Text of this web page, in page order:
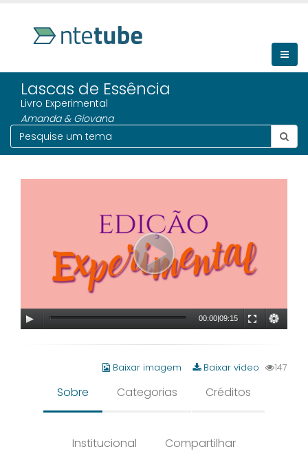
Lascas de Essência
Livro Experimental
Amanda & Giovana
00:00|09:15
Baixar imagem Baixar vídeo 147
Sobre Categorias Créditos
Institucional Compartilhar